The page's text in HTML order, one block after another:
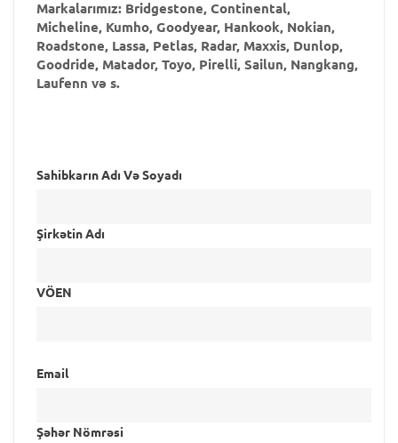
Markalarımız: Bridgestone, Continental,
Micheline, Kumho, Goodyear, Hankook, Nokian,
Roadstone, Lassa, Petlas, Radar, Maxxis, Dunlop,
Goodride, Matador, Toyo, Pirelli, Sailun, Nangkang,
Laufenn və s.
Sahibkarın Adı Və Soyadı
Şirkətin Adı
VÖEN
Email
Şəhər Nömrəsi